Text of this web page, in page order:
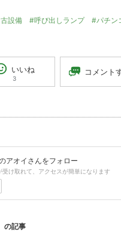
設備 #呼び出しランプ #パチン
いいね
3
コメント
アオイさんをフォロー
受け取れて、アクセスが簡単になります
の記事